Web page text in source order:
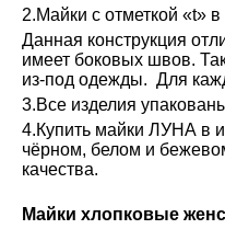
2.Майки с отметкой «t»
Данная конструкция
имеет боковых швов.
из-под одежды. Для
3.Все изделия
4.Купить майки ЛУНА в
чёрном, белом и
качества.
Майки хлопковые